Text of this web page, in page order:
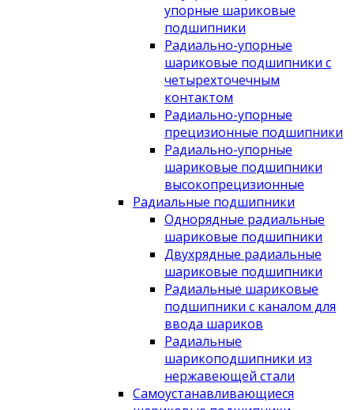
упорные шариковые
подшипники
Радиально-упорные
шариковые подшипники с
четырехточечным
контактом
Радиально-упорные
прецизионные подшипники
Радиально-упорные
шариковые подшипники
высокопрецизионные
Радиальные подшипники
Однорядные радиальные
шариковые подшипники
Двухрядные радиальные
шариковые подшипники
Радиальные шариковые
подшипники с каналом для
ввода шариков
Радиальные
шарикоподшипники из
нержавеющей стали
Самоустанавливающиеся